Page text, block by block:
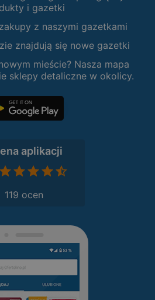
i gazetki
z naszymi gazetkami
znajdują się nowe gazetki
mieście? Nasza mapa
sklepy detaliczne w okolicy.
aplikacji
119 ocen